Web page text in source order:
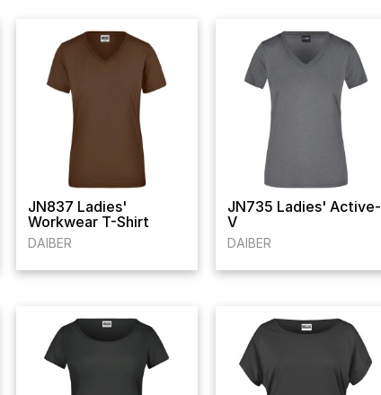
JN837 Ladies'
Workwear T-Shirt
DAIBER
JN735 Ladies' Active-
V
DAIBER